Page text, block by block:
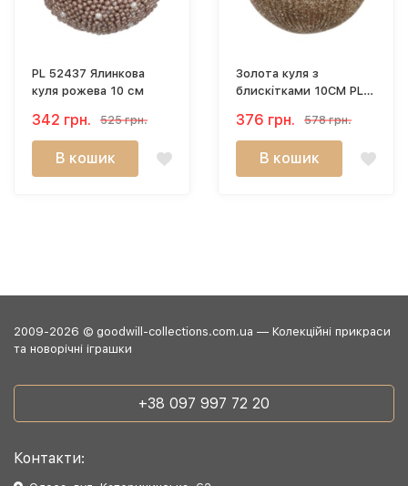
PL 52437 Ялинкова
куля рожева 10 см
342 грн. 525 грн.
В кошик
Золота куля з
блискітками 10CM PL
376 грн. 578 грн.
В кошик
2009-2026 © goodwill-collections.com.ua — Колекційні прикраси
та новорічні іграшки
+38 097 997 72 20
Контакти: